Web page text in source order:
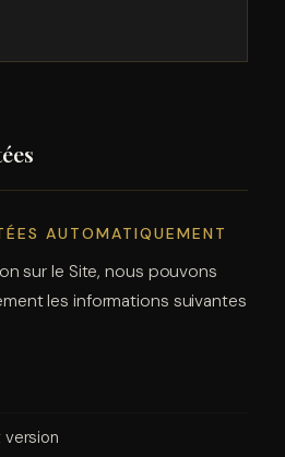
AUTOMATIQUEMENT
sur le Site, nous pouvons
les informations suivantes